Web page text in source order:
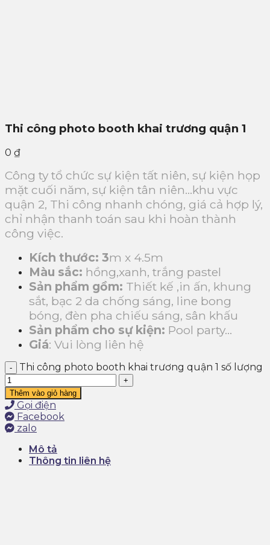
Thi công photo booth khai trương quận 1
0 ₫
Công ty tổ chức sự kiện tất niên, sự kiện họp
mặt cuối năm, sự kiện tân niên…khu vực
quận 2, Thi công nhanh chóng, giá cả hợp lý,
chỉ nhận thanh toán sau khi hoàn thành
công việc.
Kích thước: 3m x 4.5m
Màu sắc: hồng,xanh, trắng pastel
Sản phẩm gồm: Thiết kế ,in ấn, khung
sắt, bạc 2 da chống sáng, line bong
bóng, đèn pha chiếu sáng, sân khấu
Sản phẩm cho sự kiện: Pool party…
Giá: Vui lòng liên hệ
Thi công photo booth khai trương quận 1 số lượng
Thêm vào giỏ hàng
Gọi điện
Facebook
zalo
Mô tả
Thông tin liên hệ